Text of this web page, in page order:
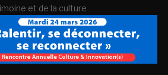
et de la culture